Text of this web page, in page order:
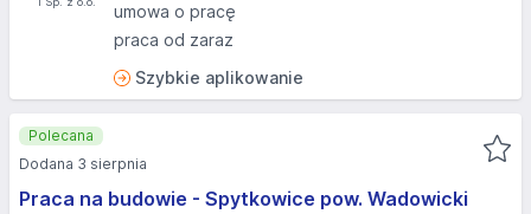
umowa o pracę
praca od zaraz
Szybkie aplikowanie
Praca na budowie - Spytkowice pow. Wadowicki
Polecana
Dodana 3 sierpnia